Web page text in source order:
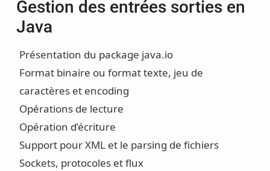
Gestion des entrées sorties en
Java
Présentation du package java.io
Format binaire ou format texte, jeu de
caractères et encoding
Opérations de lecture
Opération d’écriture
Support pour XML et le parsing de fichiers
Sockets, protocoles et flux